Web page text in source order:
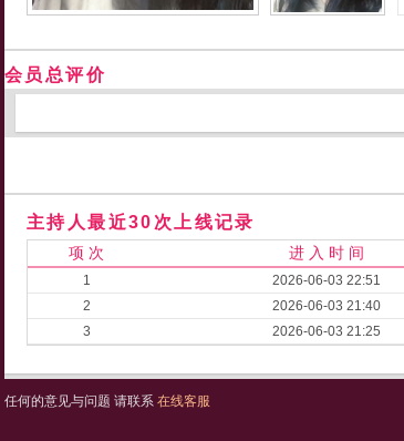
会员总评价
主持人最近30次上线记录
项 次 进 入 时 间
1 2026-06-03 22:51
2
2026-06-03 21:40
3
2026-06-03 21:25
任何的意见与问题 请联系 在线客服